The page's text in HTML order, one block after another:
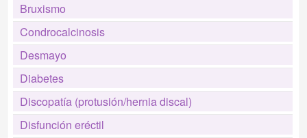
Bruxismo
Condrocalcinosis
Desmayo
Diabetes
Discopatía (protusión/hernia discal)
Disfunción eréctil